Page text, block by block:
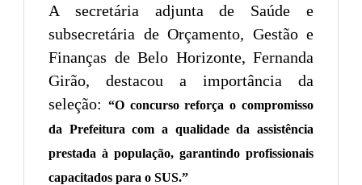
A secretária adjunta de Saúde e
subsecretária de Orçamento, Gestão e
Finanças de Belo Horizonte, Fernanda
Girão, destacou a importância da
seleção: “O concurso reforça o compromisso
da Prefeitura com a qualidade da assistência
prestada à população, garantindo profissionais
capacitados para o SUS.”